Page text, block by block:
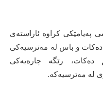
پەیامێکی کراوە ئاراستەی
و باس لە مەترسیەکی
رێگە چارەیەکی
لە مەترسیەکە.